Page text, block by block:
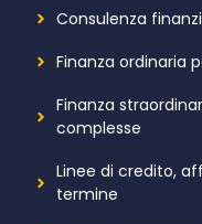
Consulenza
Finanza ordinaria
Finanza
complesse
Linee di credito,
termine